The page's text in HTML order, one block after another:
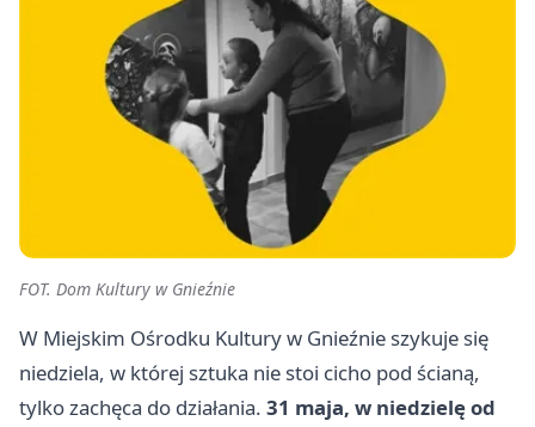
FOT. Dom Kultury w Gnieźnie
W Miejskim Ośrodku Kultury w Gnieźnie szykuje się
niedziela, w której sztuka nie stoi cicho pod ścianą,
tylko zachęca do działania. 31 maja, w niedzielę od